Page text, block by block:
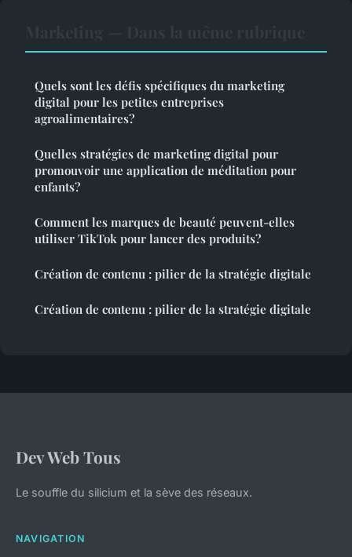
Quels sont les défis spécifiques du marketing
digital pour les petites entreprises
agroalimentaires?
Quelles stratégies de marketing digital pour
promouvoir une application de méditation pour
enfants?
Comment les marques de beauté peuvent-elles
utiliser TikTok pour lancer des produits?
Création de contenu : pilier de la stratégie digitale
Création de contenu : pilier de la stratégie digitale
Dev Web Tous
Le souffle du silicium et la sève des réseaux.
NAVIGATION